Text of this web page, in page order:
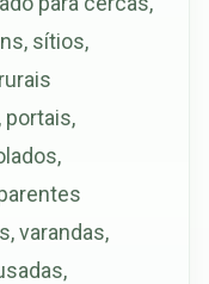
sítios,
portais,
varandas,